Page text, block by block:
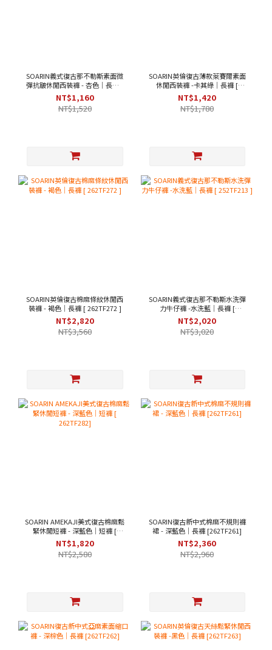
SOARIN義式復古那不勒斯素面微
彈抗皺休閒西裝褲 - 杏色｜長褲 [
212F416 ]
NT$1,160
NT$1,520
SOARIN英倫復古薄款萊賽爾素面
休閒西裝褲 -卡其綠｜長褲 [
252TF207 ]
NT$1,420
NT$1,780
SOARIN英倫復古棉麻條紋休閒西
裝褲 - 褐色｜長褲 [ 262TF272 ]
NT$2,820
NT$3,560
SOARIN義式復古那不勒斯水洗彈
力牛仔褲 -水洗藍｜長褲 [
252TF213 ]
NT$2,020
NT$3,020
SOARIN AMEKAJI美式復古棉麻鬆
緊休閒短褲 - 深藍色｜短褲 [
262TF282]
NT$1,820
NT$2,580
SOARIN復古新中式棉麻不規則褲
裙 - 深藍色｜長褲 [262TF261]
NT$2,360
NT$2,960